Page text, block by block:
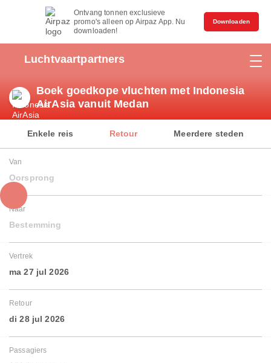
Ontvang tonnen exclusieve
promo's alleen op Airpaz App. Nu
downloaden!
Downloaden
Luchtvaartpartners
Boek goedkope vluchten met Indonesia
AirAsia vanuit Medan
Enkele reis Retour Meerdere steden
Van
Oorsprong
Naar
Bestemming
Vertrek
ma 27 jul 2026
Retour
di 28 jul 2026
Passagiers